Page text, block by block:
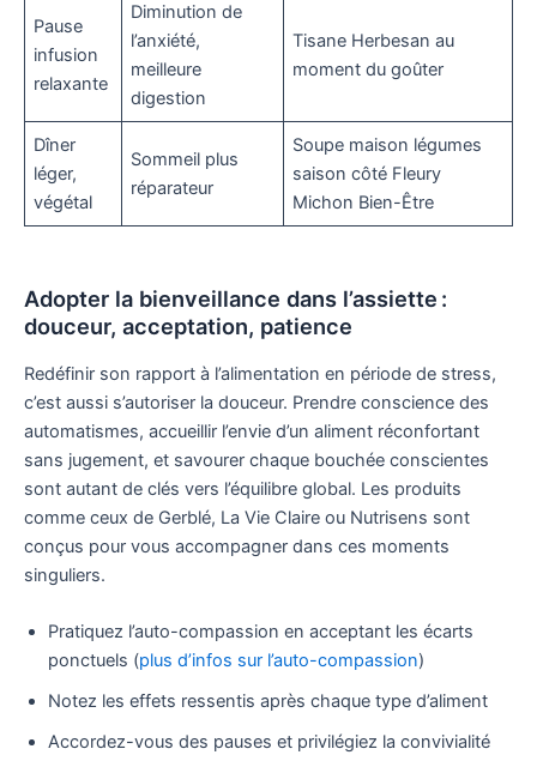
Pause
infusion
relaxante
Diminution de
l’anxiété,
meilleure
digestion
Tisane Herbesan au
moment du goûter
Dîner
léger,
végétal
Sommeil plus
réparateur
Soupe maison légumes
saison côté Fleury
Michon Bien-Être
Adopter la bienveillance dans l’assiette :
douceur, acceptation, patience
Redéfinir son rapport à l’alimentation en période de stress,
c’est aussi s’autoriser la douceur. Prendre conscience des
automatismes, accueillir l’envie d’un aliment réconfortant
sans jugement, et savourer chaque bouchée conscientes
sont autant de clés vers l’équilibre global. Les produits
comme ceux de Gerblé, La Vie Claire ou Nutrisens sont
conçus pour vous accompagner dans ces moments
singuliers.
Pratiquez l’auto-compassion en acceptant les écarts
ponctuels (plus d’infos sur l’auto-compassion)
Notez les effets ressentis après chaque type d’aliment
Accordez-vous des pauses et privilégiez la convivialité